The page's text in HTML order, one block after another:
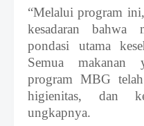
“Melalui program
kesadaran bahwa
pondasi utama
Semua makanan
program MBG
higienitas, dan
ungkapnya.